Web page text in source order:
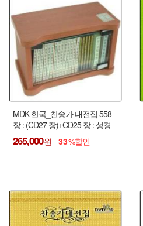
MDK 한국_찬송가 대전집 558
장 : (CD27 장)+CD25 장 : 성경
정독신구약 MP3 개역한글판 한
글낭독(10CD), 태교음악 5CD,
265,000 33